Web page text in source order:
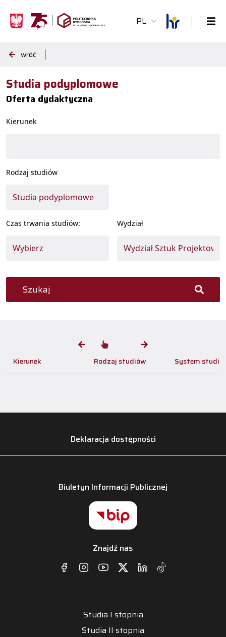
PL
wróć
Studia podyplomowe
Oferta dydaktyczna
Kierunek
Rodzaj studiów
Czas trwania studiów: Wydział
Szukaj
Kierunek Rodzaj studiów System
Deklaracja dostępności
Biuletyn Informacji Publicznej
Znajdź nas
Studia I stopnia
Studia II stopnia